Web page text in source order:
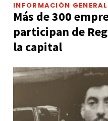
INFORMACIÓN GENERAL
Más de 300
participan de
la capital